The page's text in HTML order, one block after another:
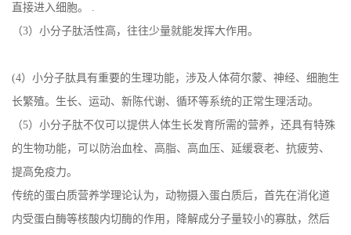
直接进入细胞。 .
（3）小分子肽活性高，往往少量就能发挥大作用。
(4）小分子肽具有重要的生理功能，涉及人体荷尔蒙、神经、细胞生
长繁殖。生长、运动、新陈代谢、循环等系统的正常生理活动。
（5）小分子肽不仅可以提供人体生长发育所需的营养，还具有特殊
的生物功能，可以防治血栓、高脂、高血压、延缓衰老、抗疲劳、
提高免疫力。
传统的蛋白质营养学理论认为，动物摄入蛋白质后，首先在消化道
内受蛋白酶等核酸内切酶的作用，降解成分子量较小的寡肽，然后